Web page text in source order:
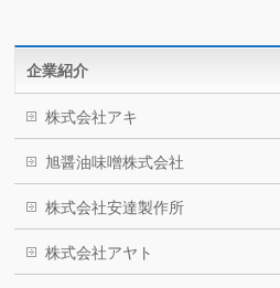
企業紹介
株式会社アキ
旭醤油味噌株式会社
株式会社安達製作所
株式会社アヤト